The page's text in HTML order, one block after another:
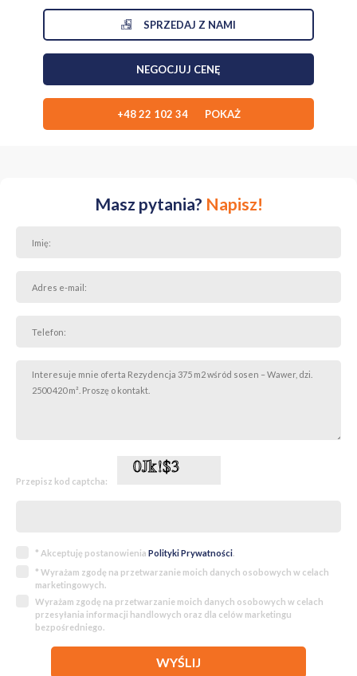
miejsce dla osób, które cenią przestrzeń i kontakt z naturą, nie
rezygnując z wygody życia blisko miasta.
Zapraszamy na prezentację!
SPRZEDAJ Z NAMI
NEGOCJUJ CENĘ
+48 22 102 34 POKAŻ
Masz pytania? Napisz!
Przepisz kod captcha:
* Akceptuję postanowienia Polityki Prywatności.
* Wyrażam zgodę na przetwarzanie moich danych osobowych w celach
marketingowych.
Wyrażam zgodę na przetwarzanie moich danych osobowych w celach
przesyłania informacji handlowych oraz dla celów marketingu
bezpośredniego.
WYŚLIJ